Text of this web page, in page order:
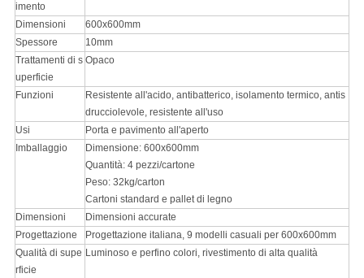
imento
Dimensioni
600x600mm
Spessore
10mm
Trattamenti di s
uperficie
Opaco
Funzioni
Resistente all'acido, antibatterico, isolamento termico, antis
drucciolevole, resistente all'uso
Usi
Porta e pavimento all'aperto
Imballaggio
Dimensione: 600x600mm
Quantità: 4 pezzi/cartone
Peso: 32kg/carton
Cartoni standard e pallet di legno
Dimensioni
Dimensioni accurate
Progettazione
Progettazione italiana, 9 modelli casuali per 600x600mm
Qualità di supe
rficie
Luminoso e perfino colori, rivestimento di alta qualità